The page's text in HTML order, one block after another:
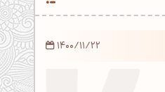
1400/11/22